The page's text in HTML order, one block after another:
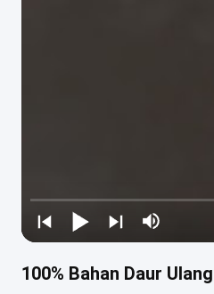
100% Bahan Daur